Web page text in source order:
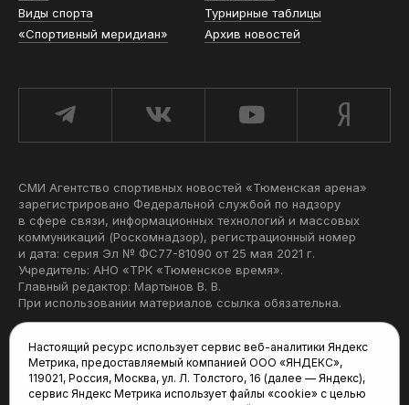
Виды спорта
Турнирные таблицы
«Спортивный меридиан»
Архив новостей
СМИ Агентство спортивных новостей «Тюменская арена»
зарегистрировано Федеральной службой по надзору
в сфере связи, информационных технологий и массовых
коммуникаций (Роскомнадзор), регистрационный номер
и дата: серия Эл № ФС77-81090 от 25 мая 2021 г.
Учредитель: АНО «ТРК «Тюменское время».
Главный редактор: Мартынов В. В.
При использовании материалов ссылка обязательна.
Редакция:
625035, Тюмень, пр. Геологоразведчиков, 28А
Настоящий ресурс использует сервис веб-аналитики Яндекс
Метрика, предоставляемый компанией ООО «ЯНДЕКС»,
119021, Россия, Москва, ул. Л. Толстого, 16 (далее — Яндекс),
сервис Яндекс Метрика использует файлы «cookie» с целью